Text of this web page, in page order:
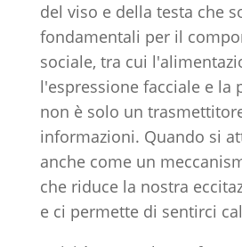
del viso e della testa che
fondamentali per il
sociale, tra cui
l'espressione facciale e la
non è solo un
informazioni. Quando si
anche come un
che riduce la nostra
e ci permette di sentirci